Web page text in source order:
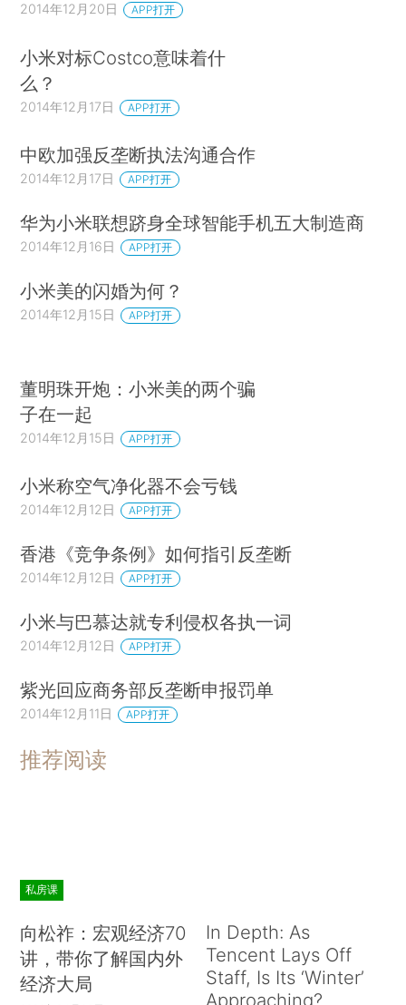
2014年12月20日 APP打开
小米对标Costco意味着什
么？
2014年12月17日 APP打开
中欧加强反垄断执法沟通合作
2014年12月17日 APP打开
华为小米联想跻身全球智能手机五大制造商
2014年12月16日 APP打开
小米美的闪婚为何？
2014年12月15日 APP打开
董明珠开炮：小米美的两个骗
子在一起
2014年12月15日 APP打开
小米称空气净化器不会亏钱
2014年12月12日 APP打开
香港《竞争条例》如何指引反垄断
2014年12月12日 APP打开
小米与巴慕达就专利侵权各执一词
2014年12月12日 APP打开
紫光回应商务部反垄断申报罚单
2014年12月11日 APP打开
推荐阅读
私房课
向松祚：宏观经济70
讲，带你了解国内外
经济大局
In Depth: As
Tencent Lays Off
Staff, Is Its ‘Winter’
Approaching?